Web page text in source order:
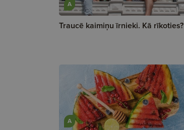
A
Traucē kaimiņu īrnieki. Kā rīkoties?
A